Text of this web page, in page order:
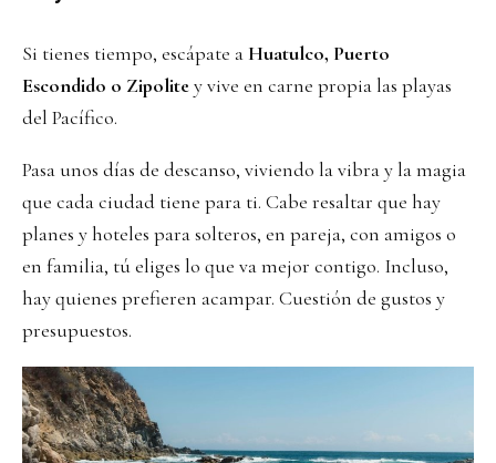
Si tienes tiempo, escápate a Huatulco, Puerto
Escondido o Zipolitey vive en carne propia las playas
del Pacífico.
Pasa unos días de descanso, viviendo la vibra y la magia
que cada ciudad tiene para ti. Cabe resaltar que hay
planes y hoteles para solteros, en pareja, con amigos o
en familia, tú eliges lo que va mejor contigo. Incluso,
hay quienes prefieren acampar. Cuestión de gustos y
presupuestos.